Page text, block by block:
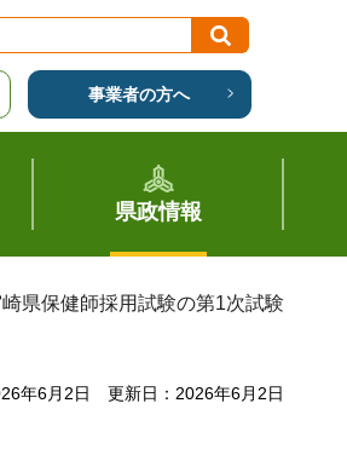
事業者の方へ
県政情報
県保健師採用試験の第1次試験
年6月2日 更新日：2026年6月2日